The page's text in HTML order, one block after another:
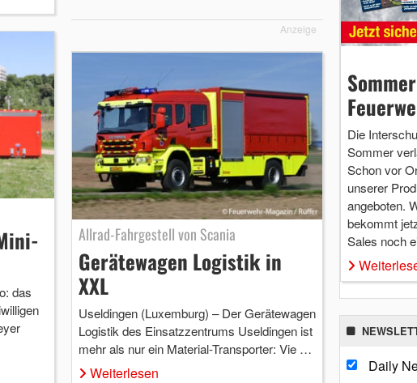
das
Anzeige
Allrad-Fahrgestell von Scania
Gerätewagen Logistik in
XXL
Useldingen (Luxemburg) – Der Gerätewagen
Logistik des Einsatzzentrums Useldingen ist
mehr als nur ein Material-Transporter: Vie …
Weiterlesen
Die
Sommer
Schon vor
unserer
angeboten.
bekommt
Sales noch
Daily